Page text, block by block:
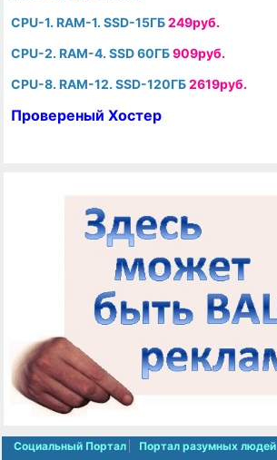
CPU-1. RAM-1. SSD-15ГБ249руб.
CPU-2. RAM-4. SSD 60ГБ909руб.
CPU-8. RAM-12. SSD-120ГБ2619руб.
Провереный Хостер
Социальный Портал Портал разумных людей